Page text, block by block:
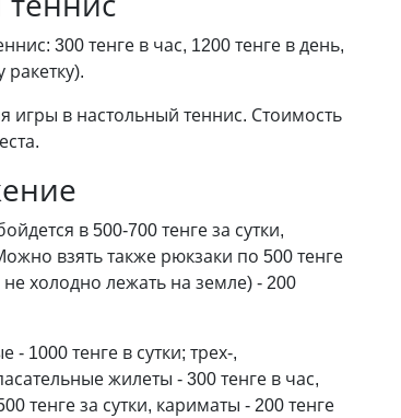
300 тенге в час, 1200 тенге в день,
ракетку).
игры в настольный теннис. Стоимость
в 500-700 тенге за сутки,
взять также рюкзаки по 500 тенге
холодно лежать на земле) - 200
- 1000 тенге в сутки; трех-,
жилеты - 300 тенге в час,
тенге за сутки, кариматы - 200 тенге